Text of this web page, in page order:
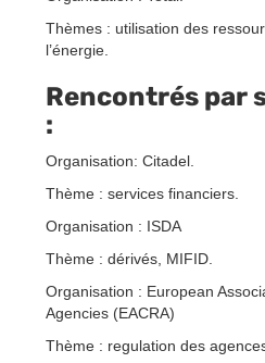
Thèmes : utilisation des
l’énergie.
Rencontrés par
:
Organisation: Citadel.
Thème : services financiers.
Organisation : ISDA
Thème : dérivés, MIFID.
Organisation : European
Agencies (EACRA)
Thème : regulation des